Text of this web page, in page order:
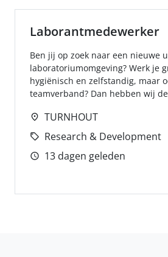
Laborantmedewerker
Ben jij op zoek naar een nieuwe
laboratoriumomgeving? Werk je
hygiënisch en zelfstandig, maar
teamverband? Dan hebben wij
TURNHOUT
Research & Development
13 dagen geleden